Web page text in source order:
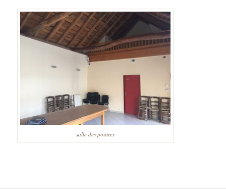
salle des poutres